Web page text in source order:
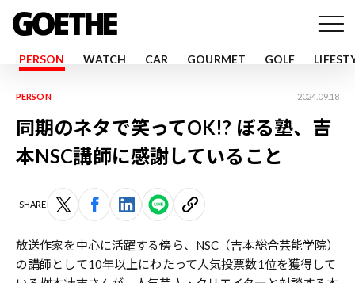
PERSON WATCH CAR GOURMET GOLF
PERSON 2024.09.18
同期のネタで笑ってOK!? ぼる塾、吉
本NSC講師に感謝していること
SHARE
放送作家を中心に活躍する傍ら、NSC（吉本総合芸能学院）
の講師として10年以上にわたって人気投票数1位を獲得して